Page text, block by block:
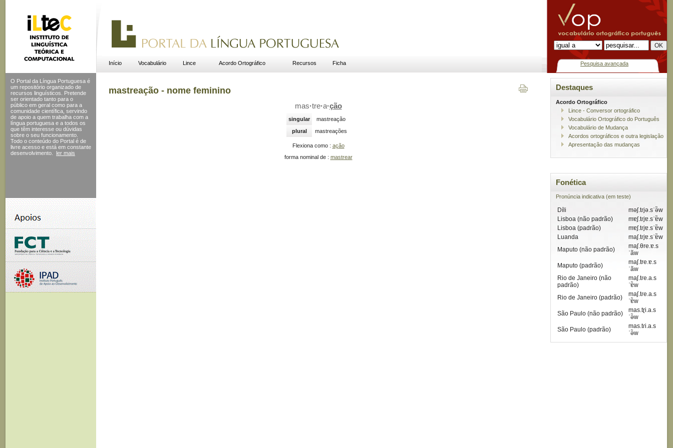
Início Vocabulário Lince Acordo Ortográfico Recursos Ficha Pesquisa avançada
O Portal da Língua Portuguesa é
um repositório organizado de
recursos linguísticos. Pretende
ser orientado tanto para o
público em geral como para a
comunidade científica, servindo
de apoio a quem trabalha com a
língua portuguesa e a todos os
que têm interesse ou dúvidas
sobre o seu funcionamento.
Todo o conteúdo do Portal é de
livre acesso e está em constante
desenvolvimento.
ler mais
mastreação - nome feminino
mas·tre·a·ção
singular
mastreação
plural
mastreações
Flexiona como : ação
forma nominal de : mastrear
Destaques
Acordo Ortográfico
Lince - Conversor ortográfico
Vocabulário Ortográfico do Português
Vocabulário de Mudança
Acordos ortográficos e outra legislação
Apresentação das mudanças
Fonética
Pronúncia indicativa (em teste)
Díli
məʃ.tɾjə.sˈə̃w
Lisboa (não padrão)
mɐʃ.tɾjɐ.sˈɐ̃w
Lisboa (padrão)
mɐʃ.tɾjɐ.sˈɐ̃w
Luanda
maʃ.tɾjɐ.sˈɐ̃w
Maputo (não padrão)
maʃ.θre.ɐ.s
ˈãw
Maputo (padrão)
maʃ.tre.ɐ.s
ˈãw
Rio de Janeiro (não
padrão)
maʃ.tɾe.a.s
ˈɐ̃w
Rio de Janeiro (padrão)
maʃ.tɾe.a.s
ˈɐ̃w
São Paulo (não padrão)
mas.tɽi.a.s
ˈə̃w
São Paulo (padrão)
mas.tɾi.a.s
ˈə̃w